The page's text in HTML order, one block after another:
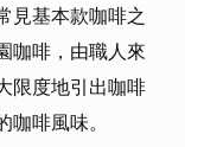
見基本款咖啡之
咖啡，由職人來
限度地引出咖啡
啡風味。